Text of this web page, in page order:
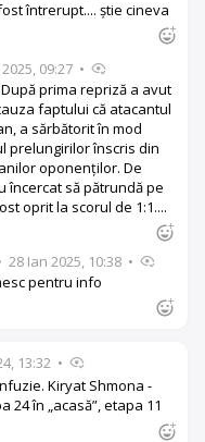
întrerupt.... știe cineva
09:27 •
După prima repriză a avut
faptului că atacantul
a sărbătorit în mod
prelungirilor înscris din
oponenților. De
încercat să pătrundă pe
oprit la scorul de 1:1....
28 Ian 2025, 10:38 •
pentru info
13:32 •
Kiryat Shmona -
în „acasă”, etapa 11